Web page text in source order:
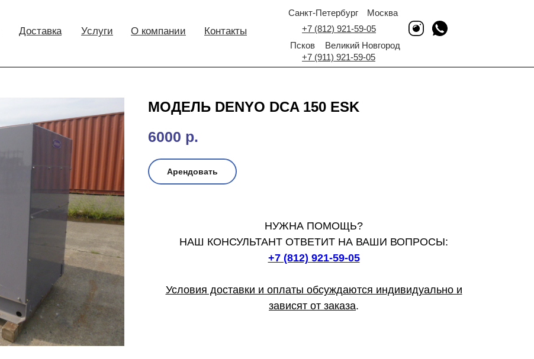
Услуги О компании Контакты
Санкт-Петербург
+7 (812) 921-59-05
Доставка
Псков
Москва
Великий Новгород
+7 (911) 921-59-05
МОДЕЛЬ DENYO DCA 150 ESK
6000 р.
Арендовать
НУЖНА ПОМОЩЬ?
НАШ КОНСУЛЬТАНТ ОТВЕТИТ НА ВАШИ ВОПРОСЫ:
+7 (812) 921-59-05
Условия доставки и оплаты обсуждаются индивидуально и
зависят от заказа.